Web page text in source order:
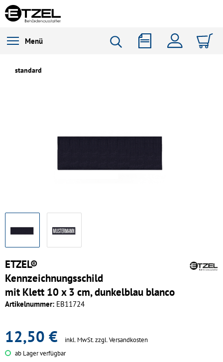
Menü
standard
ETZEL®
Kennzeichnungsschild
mit Klett 10 x 3 cm, dunkelblau blanco
Artikelnummer: EB11724
12,50 € inkl. MwSt.zzgl. Versandkosten
ab Lager verfügbar